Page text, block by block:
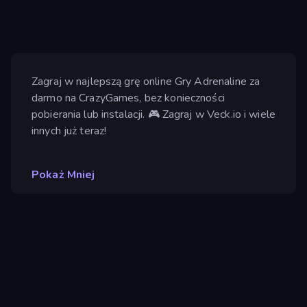
Zagraj w najlepszą grę online Gry Adrenaline za
darmo na CrazyGames, bez konieczności
pobierania lub instalacji. 🎮 Zagraj w Veck.io i wiele
innych już teraz!
Pokaż Mniej